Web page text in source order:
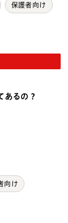
保護者向け
あるの？
向け